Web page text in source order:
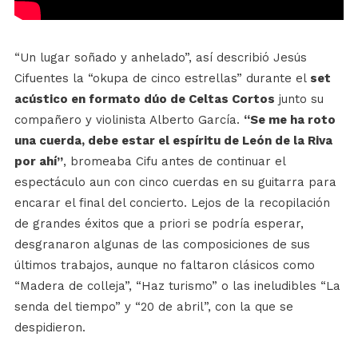
“Un lugar soñado y anhelado”, así describió Jesús
Cifuentes la “okupa de cinco estrellas” durante el set
acústico en formato dúo de Celtas Cortos junto su
compañero y violinista Alberto García. “Se me ha roto
una cuerda, debe estar el espíritu de León de la Riva
por ahí”, bromeaba Cifu antes de continuar el
espectáculo aun con cinco cuerdas en su guitarra para
encarar el final del concierto. Lejos de la recopilación
de grandes éxitos que a priori se podría esperar,
desgranaron algunas de las composiciones de sus
últimos trabajos, aunque no faltaron clásicos como
“Madera de colleja”, “Haz turismo” o las ineludibles “La
senda del tiempo” y “20 de abril”, con la que se
despidieron.